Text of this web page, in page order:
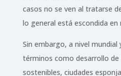
casos no se ven al tratarse
lo general está escondida
Sin embargo, a nivel mundial
términos como desarrollo
sostenibles, ciudades